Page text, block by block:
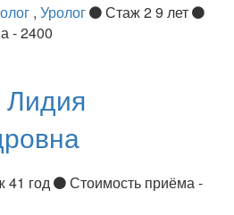
, Уролог
Стаж 2 9 лет
- 2400
Лидия
41 год
Стоимость приёма -